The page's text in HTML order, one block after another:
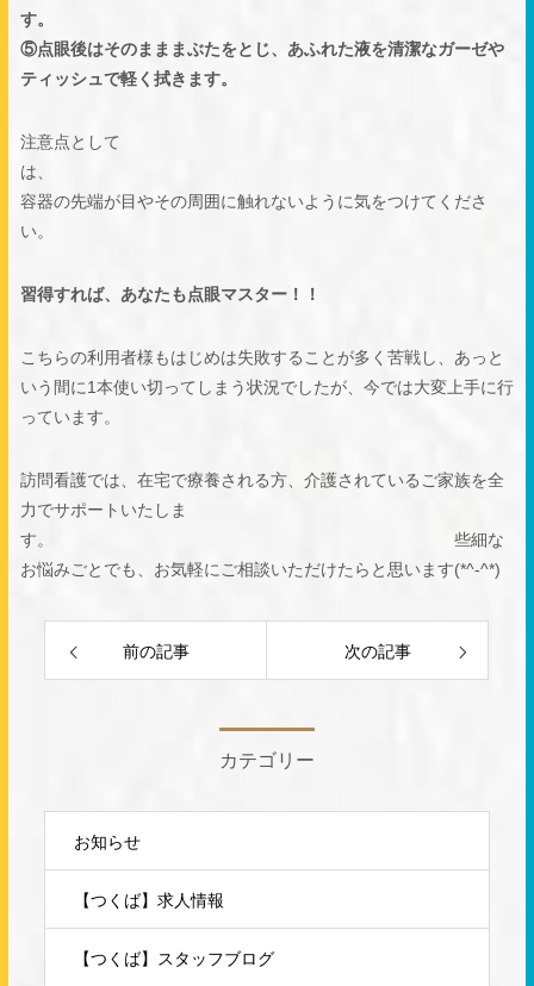
す
⑤点眼後はそのまままぶたをとじ、あふれた液を清潔なガーゼや
ティッシュで軽く拭きます。
注意点として
は
容器の先端が目やその周囲に触れないように気をつけてくださ
い。
習得すれば、あなたも点眼マスター！！
こちらの利用者様もはじめは失敗することが多く苦戦し、あっと
いう間に1本使い切ってしまう状況でしたが、今では大変上手に行
っています。
訪問看護では、在宅で療養される方、介護されているご家族を全
力でサポートいたしま
す。 些細な
お悩みごとでも、お気軽にご相談いただけたらと思います(*^-^*)
前の記事 次の記事
カテゴリー
お知らせ
【つくば】求人情報
【つくば】スタッフブログ